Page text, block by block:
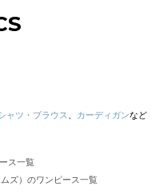
ャツ・ブラウス カーディガンなど
ス一覧
ズ）のワンピース一覧